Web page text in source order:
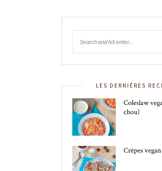
LES DERNIÈRES
Coleslaw
chou)
Crêpes